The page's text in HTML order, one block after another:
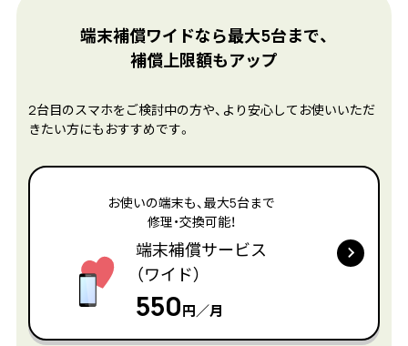
端末補償ワイドなら最大5台まで、
補償上限額もアップ
2台目のスマホをご検討中の方や、より安心してお使いいただ
きたい方にもおすすめです。
お使いの端末も、最大5台まで
修理・交換可能！
端末補償サービス
（ワイド）
550円／月